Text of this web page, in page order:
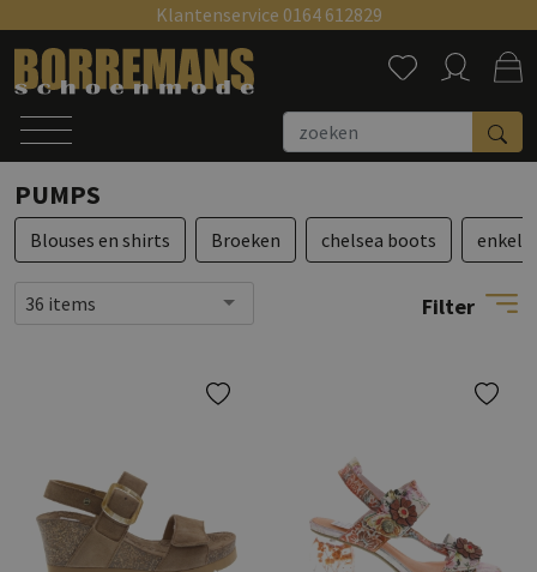
Klantenservice 0164 612829 Zoeken
PUMPS
Filter
Blouses en shirts Broeken chelsea boots
36 items